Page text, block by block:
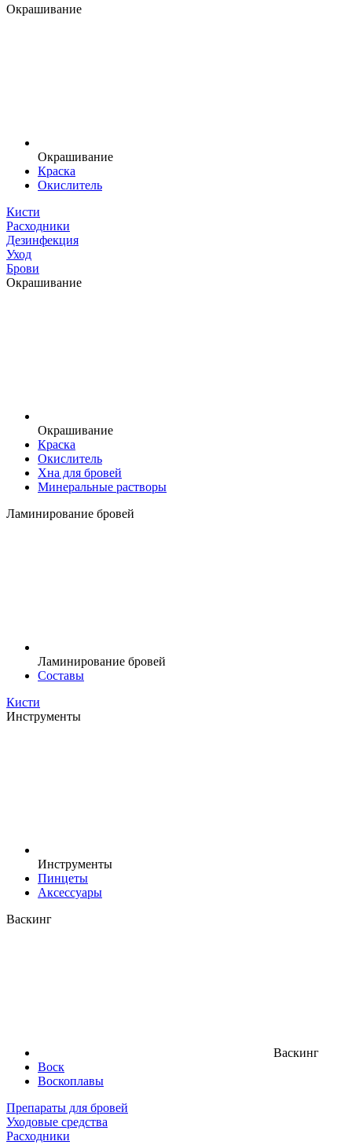
Окрашивание
Окрашивание
Краска
Окислитель
Кисти
Расходники
Дезинфекция
Уход
Брови
Окрашивание
Окрашивание
Краска
Окислитель
Хна для бровей
Минеральные растворы
Ламинирование бровей
Ламинирование бровей
Составы
Кисти
Инструменты
Инструменты
Пинцеты
Аксессуары
Васкинг
Васкинг
Воск
Воскоплавы
Препараты для бровей
Уходовые средства
Расходники